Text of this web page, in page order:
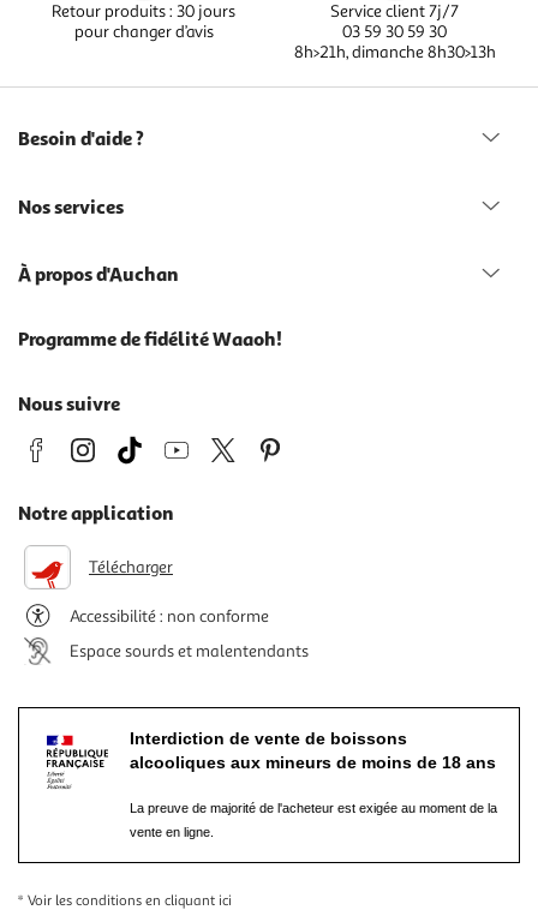
Retour produits : 30 jours
pour changer d’avis
Service client 7j/7
03 59 30 59 30
8h>21h, dimanche 8h30>13h
Besoin d'aide ?
Nos services
À propos d'Auchan
Programme de fidélité Waaoh!
Nous suivre
Notre application
Télécharger
Accessibilité : non conforme
Espace sourds et malentendants
Interdiction de vente de boissons
alcooliques aux mineurs de moins de 18 ans
La preuve de majorité de l'acheteur est exigée au moment de la
vente en ligne.
* Voir les conditions en cliquant ici